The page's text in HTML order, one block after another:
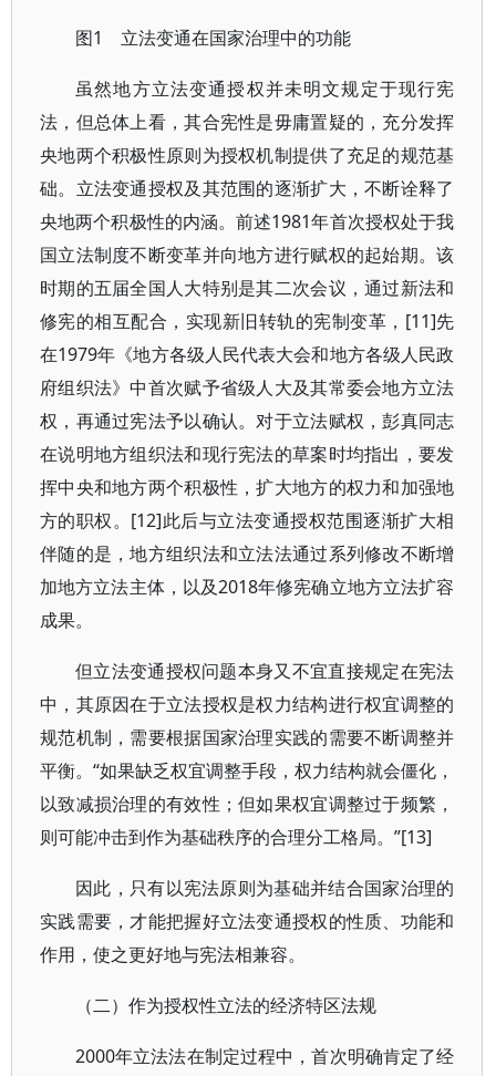
图1 立法变通在国家治理中的功能
虽然地方立法变通授权并未明文规定于现行宪
法，但总体上看，其合宪性是毋庸置疑的，充分发挥
央地两个积极性原则为授权机制提供了充足的规范基
础。立法变通授权及其范围的逐渐扩大，不断诠释了
央地两个积极性的内涵。前述1981年首次授权处于我
国立法制度不断变革并向地方进行赋权的起始期。该
时期的五届全国人大特别是其二次会议，通过新法和
修宪的相互配合，实现新旧转轨的宪制变革，[11]先
在1979年《地方各级人民代表大会和地方各级人民政
府组织法》中首次赋予省级人大及其常委会地方立法
权，再通过宪法予以确认。对于立法赋权，彭真同志
在说明地方组织法和现行宪法的草案时均指出，要发
挥中央和地方两个积极性，扩大地方的权力和加强地
方的职权。[12]此后与立法变通授权范围逐渐扩大相
伴随的是，地方组织法和立法法通过系列修改不断增
加地方立法主体，以及2018年修宪确立地方立法扩容
成果。
但立法变通授权问题本身又不宜直接规定在宪法
中，其原因在于立法授权是权力结构进行权宜调整的
规范机制，需要根据国家治理实践的需要不断调整并
平衡。“如果缺乏权宜调整手段，权力结构就会僵化，
以致减损治理的有效性；但如果权宜调整过于频繁，
则可能冲击到作为基础秩序的合理分工格局。”[13]
因此，只有以宪法原则为基础并结合国家治理的
实践需要，才能把握好立法变通授权的性质、功能和
作用，使之更好地与宪法相兼容。
（二）作为授权性立法的经济特区法规
2000年立法法在制定过程中，首次明确肯定了经